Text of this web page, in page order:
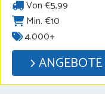
Von €5,99
Min. €10
4.000+
ANGEBOTE